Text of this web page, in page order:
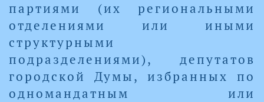
партиями (их региональными
отделениями или иными
структурными
подразделениями), депутатов
городской Думы, избранных по
одномандатным или